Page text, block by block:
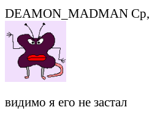
DEAMON_MADMAN Ср,
видимо я его не застал